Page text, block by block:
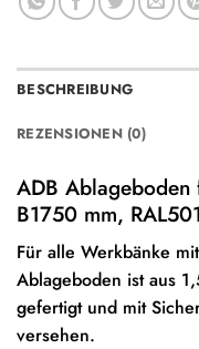
BESCHREIBUNG
REZENSIONEN (0)
ADB
B1750 mm,
Für alle Werkbänke
Ablageboden ist aus
gefertigt und mit
versehen.